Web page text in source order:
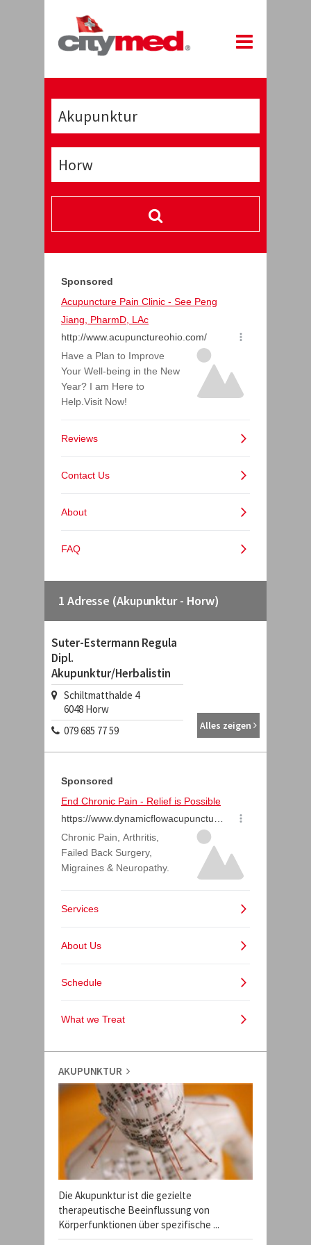
1 Adresse (Akupunktur - Horw)
Suter-Estermann Regula
Dipl.
Akupunktur/Herbalistin
Schiltmatthalde 4
6048 Horw
079 685 77 59
Alles zeigen
AKUPUNKTUR
Die Akupunktur ist die gezielte
therapeutische Beeinflussung von
Körperfunktionen über spezifische ...